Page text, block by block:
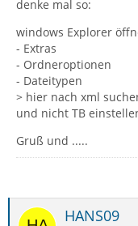
denke mal so:
windows Explorer
- Extras
- Ordneroptionen
- Dateitypen
> hier nach xml
und nicht TB
Gruß und .....
HANS09